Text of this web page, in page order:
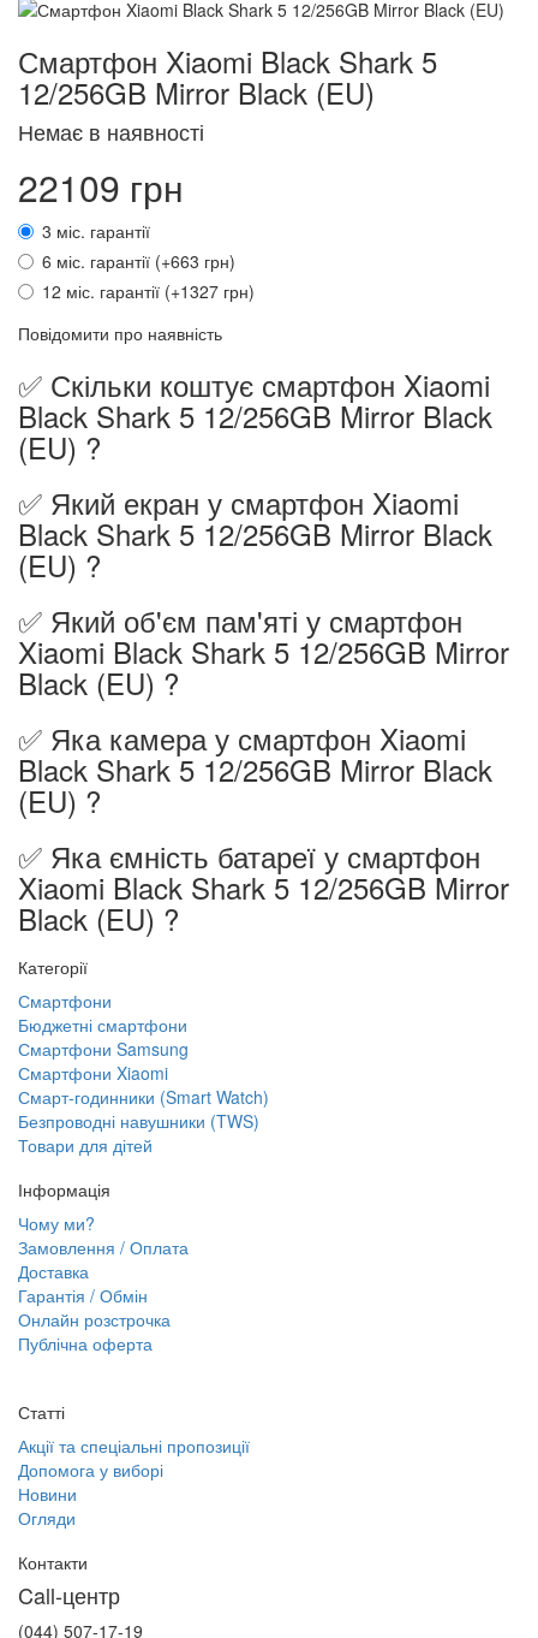
Смартфон Xiaomi Black Shark 5
12/256GB Mirror Black (EU)
Немає в наявності
22109 грн
3 міс. гарантії
6 міс. гарантії (+663 грн)
12 міс. гарантії (+1327 грн)
Повідомити про наявність
✅ Скільки коштує смартфон Xiaomi
Black Shark 5 12/256GB Mirror Black
(EU) ?
✅ Який екран у смартфон Xiaomi
Black Shark 5 12/256GB Mirror Black
(EU) ?
✅ Який об'єм пам'яті у смартфон
Xiaomi Black Shark 5 12/256GB Mirror
Black (EU) ?
✅ Яка камера у смартфон Xiaomi
Black Shark 5 12/256GB Mirror Black
(EU) ?
✅ Яка ємність батареї у смартфон
Xiaomi Black Shark 5 12/256GB Mirror
Black (EU) ?
Категорії
Смартфони
Бюджетні смартфони
Смартфони Samsung
Смартфони Xiaomi
Смарт-годинники (Smart Watch)
Безпроводні навушники (TWS)
Товари для дітей
Інформація
Чому ми?
Замовлення / Оплата
Доставка
Гарантія / Обмін
Онлайн розстрочка
Публічна оферта
Статті
Акції та спеціальні пропозиції
Допомога у виборі
Новини
Огляди
Контакти
Call-центр
(044) 507-17-19